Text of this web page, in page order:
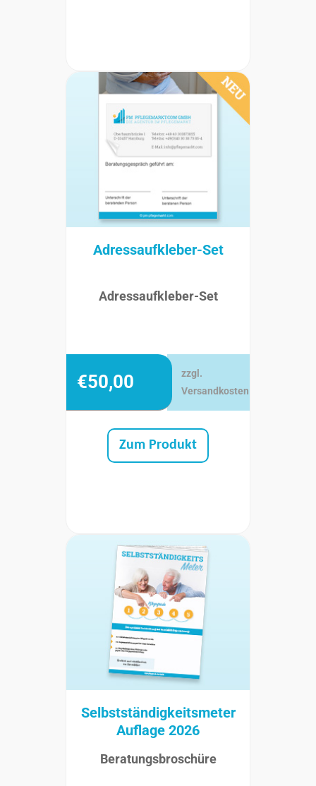
Adressaufkleber-Set
Adressaufkleber-Set
€50,00
zzgl.
Versandkosten
Zum Produkt
Selbstständigkeitsmeter
Auflage 2026
Beratungsbroschüre